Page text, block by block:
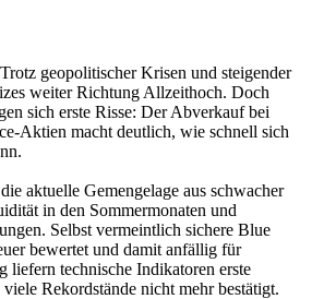
geopolitischer Krisen und steigender
weiter Richtung Allzeithoch. Doch
sich erste Risse: Der Abverkauf bei
Aktien macht deutlich, wie schnell sich
aktuelle Gemengelage aus schwacher
in den Sommermonaten und
Selbst vermeintlich sichere Blue
bewertet und damit anfällig für
liefern technische Indikatoren erste
Rekordstände nicht mehr bestätigt.